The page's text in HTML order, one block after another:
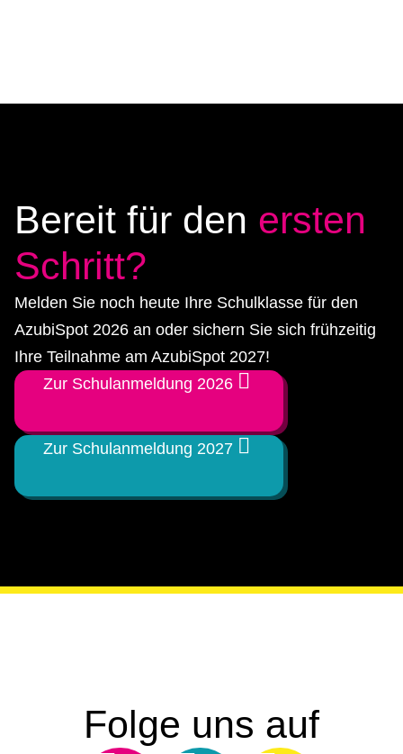
Bereit für den ersten
Schritt?
Melden Sie noch heute Ihre Schulklasse für den
AzubiSpot 2026 an oder sichern Sie sich frühzeitig
Ihre Teilnahme am AzubiSpot 2027!
Zur Schulanmeldung 2026
Zur Schulanmeldung 2027
Folge uns auf